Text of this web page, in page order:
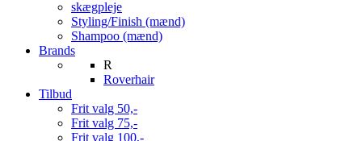
skægpleje
Styling/Finish (mænd)
Shampoo (mænd)
Brands
R
Roverhair
Tilbud
Frit valg 50,-
Frit valg 75,-
Frit valg 100,-